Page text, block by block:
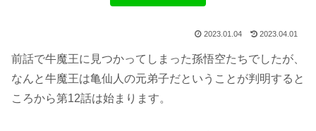
2023.01.04 2023.04.01
前話で牛魔王に見つかってしまった孫悟空たちでしたが、
なんと牛魔王は亀仙人の元弟子だということが判明すると
ころから第12話は始まります。